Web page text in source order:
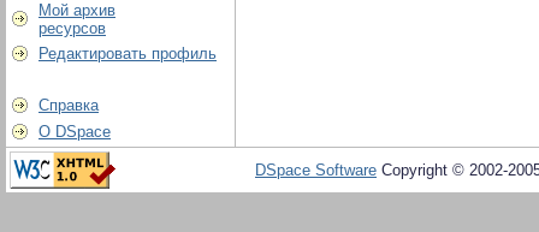
Мой архив
ресурсов
Редактировать профиль
Справка
О DSpace
DSpace Software Copyright © 2002-